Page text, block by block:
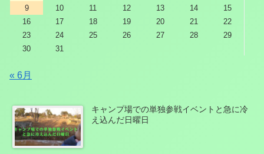
9
10 11 12 13 14
15
16
17 18 19 20 21
22
23
24 25 26 27 28
29
30
31
« 6月
キャンプ場での単独参戦イベントと急に冷
え込んだ日曜日